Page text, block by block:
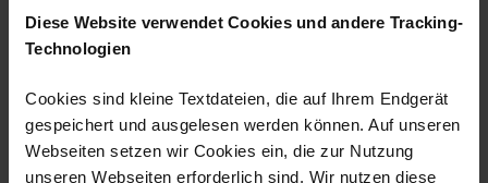
Diese Website verwendet Cookies und andere Tracking-
Technologien
Cookies sind kleine Textdateien, die auf Ihrem Endgerät
gespeichert und ausgelesen werden können. Auf unseren
Webseiten setzen wir Cookies ein, die zur Nutzung
unseren Webseiten erforderlich sind. Wir nutzen diese
Der Bundesverband des Mobilen
Fischfeinkosthandels e.V. vertritt die
Interessen von Unternehmen im Bereich
Meeresfrüchteprodukten. Der Verband
setzt sich für die Förderung und
Regulierung der Fischwirtschaft ein,
unterstützt seine Mitglieder bei